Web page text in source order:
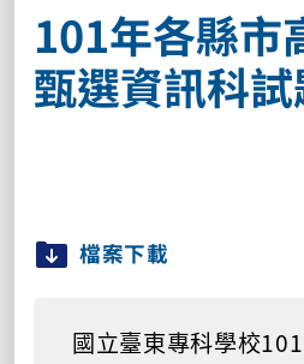
101年各縣市
甄選資訊科
檔案下載
國立臺東專科學校